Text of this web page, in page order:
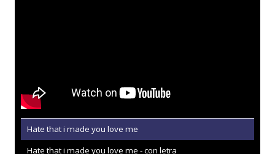
Hate that i made you love me
Hate that i made you love me - con letra